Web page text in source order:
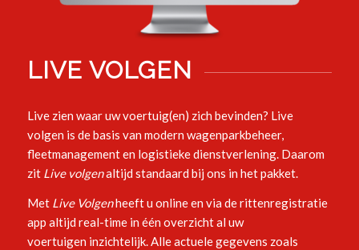
LIVE VOLGEN
Live zien waar uw voertuig(en) zich bevinden? Live
volgen is de basis van modern wagenparkbeheer,
fleetmanagement en logistieke dienstverlening. Daarom
zit Live volgenaltijd standaard bij ons in het pakket.
Met Live Volgenheeft u online en via de rittenregistratie
app altijd real-time in één overzicht al uw
voertuigen inzichtelijk. Alle actuele gegevens zoals